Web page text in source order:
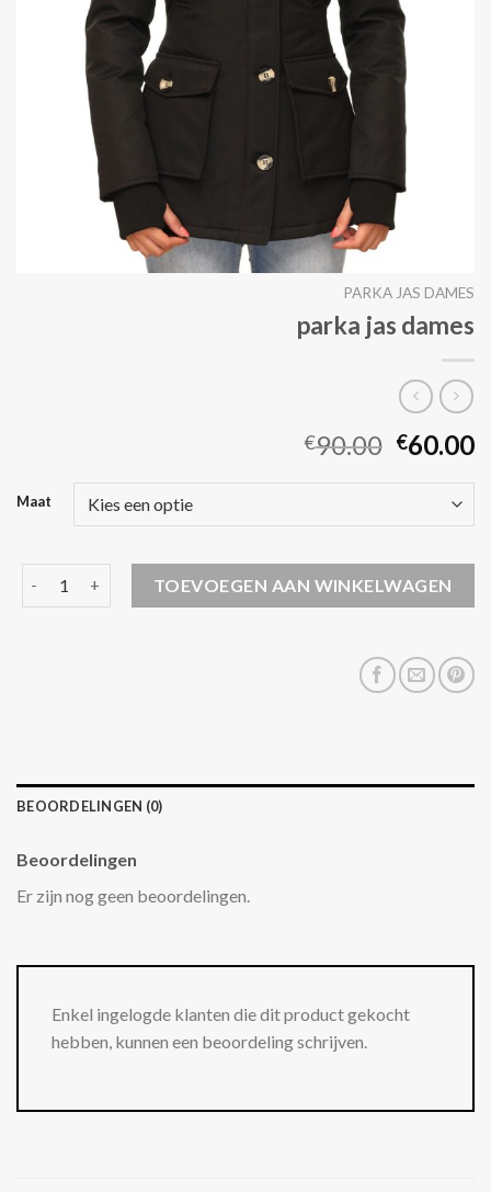
PARKA JAS DAMES
parka jas dames
€90.00 €60.00
Maat
TOEVOEGEN AAN WINKELWAGEN
BEOORDELINGEN (0)
Beoordelingen
Er zijn nog geen beoordelingen.
Enkel ingelogde klanten die dit product gekocht
hebben, kunnen een beoordeling schrijven.